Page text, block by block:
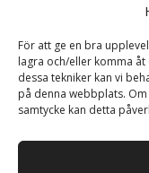
För att ge en bra
lagra och/eller komma
dessa tekniker kan vi
på denna webbplats.
samtycke kan detta